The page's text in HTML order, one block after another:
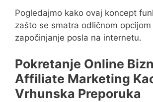
Pogledajmo kako ovaj koncept
zašto se smatra odličnom opcijom
započinjanje posla na internetu.
Pokretanje Online
Affiliate Marketing
Vrhunska Preporuka